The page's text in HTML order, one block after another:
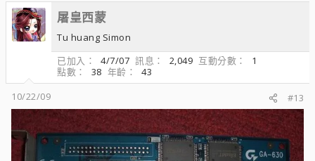
屠皇西蒙
Tu huang Simon
已加入
4/7/07 訊息 2,049 互動分數
1
點數
38 年齡
43
10/22/09
#13